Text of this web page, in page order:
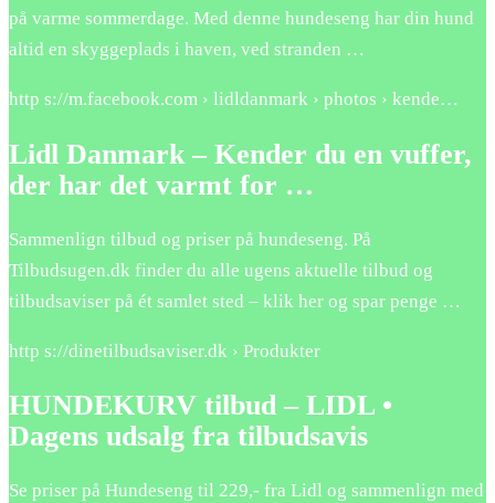
på varme sommerdage. Med denne hundeseng har din hund
altid en skyggeplads i haven, ved stranden …
http s://m.facebook.com › lidldanmark › photos › kende…
Lidl Danmark – Kender du en vuffer,
der har det varmt for …
Sammenlign tilbud og priser på hundeseng. På
Tilbudsugen.dk finder du alle ugens aktuelle tilbud og
tilbudsaviser på ét samlet sted – klik her og spar penge …
http s://dinetilbudsaviser.dk › Produkter
HUNDEKURV tilbud – LIDL •
Dagens udsalg fra tilbudsavis
Se priser på Hundeseng til 229,- fra Lidl og sammenlign med